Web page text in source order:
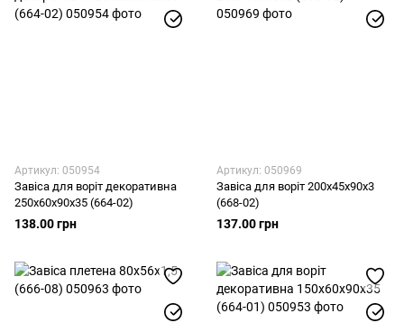
Артикул: 050954
Завіса для воріт декоративна
250х60х90х35 (664-02)
138.00 грн
Артикул: 050969
Завіса для воріт 200х45х90х3
(668-02)
137.00 грн